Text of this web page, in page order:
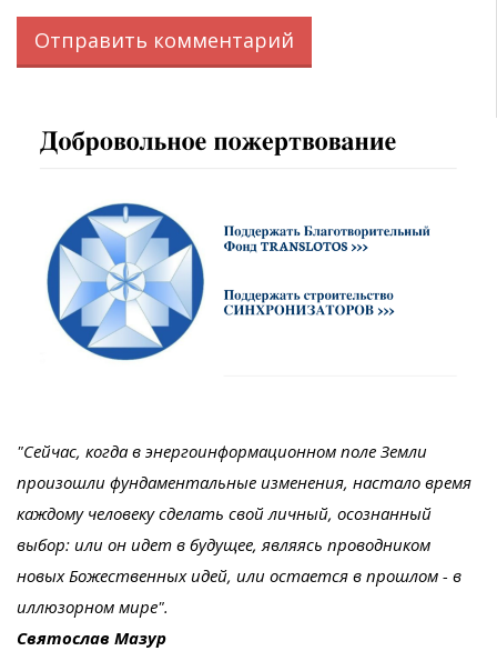
"Сейчас, когда в энергоинформационном поле Земли
произошли фундаментальные изменения, настало время
каждому человеку сделать свой личный, осознанный
выбор: или он идет в будущее, являясь проводником
новых Божественных идей, или остается в прошлом - в
иллюзорном мире".
Святослав Мазур